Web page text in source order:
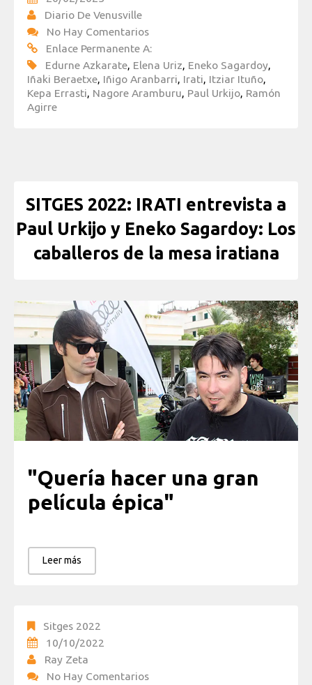
Diario De Venusville
No Hay Comentarios
Enlace Permanente A:
Edurne Azkarate, Elena Uriz, Eneko Sagardoy,
Iñaki Beraetxe, Iñigo Aranbarri, Irati, Itziar Ituño,
Kepa Errasti, Nagore Aramburu, Paul Urkijo, Ramón
Agirre
SITGES 2022: IRATI entrevista a
Paul Urkijo y Eneko Sagardoy: Los
caballeros de la mesa iratiana
"Quería hacer una gran
película épica"
Leer más
Sitges 2022
10/10/2022
Ray Zeta
No Hay Comentarios